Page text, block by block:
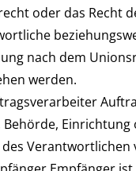
oder das Recht
nach dem
werden.
Behörde,
Verantwortlichen